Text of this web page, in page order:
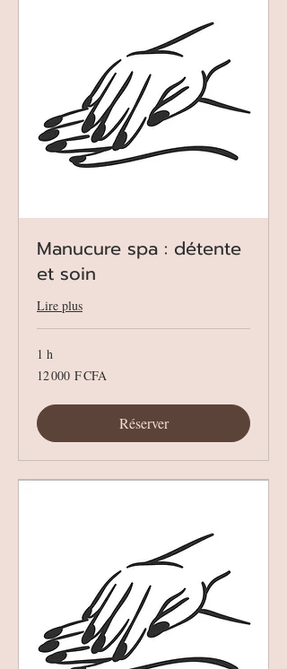
Manucure spa : détente
et soin
Lire plus
1 h
12 000
francs
12 000 F CFA
Réserver